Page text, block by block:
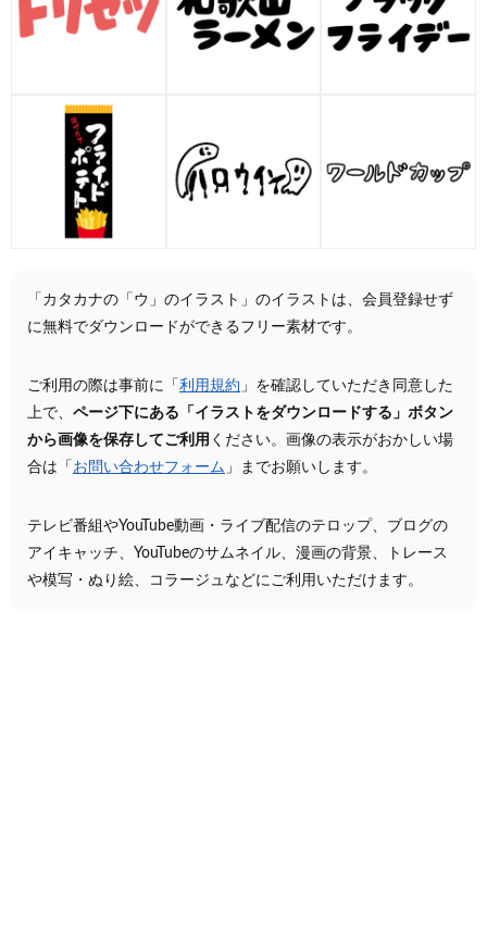
「カタカナの「ウ」のイラスト」のイラストは、会員登録せず
に無料でダウンロードができるフリー素材です。
ご利用の際は事前に「 利用規約 」を確認していただき同意した
上で、 ページ下にある「イラストをダウンロードする」ボタン
から画像を保存してご利用 ください。画像の表示がおかしい場
合は「 お問い合わせフォーム 」までお願いします。
テレビ番組やYouTube動画・ライブ配信のテロップ、ブログの
アイキャッチ、YouTubeのサムネイル、漫画の背景、トレース
や模写・ぬり絵、コラージュなどにご利用いただけます。